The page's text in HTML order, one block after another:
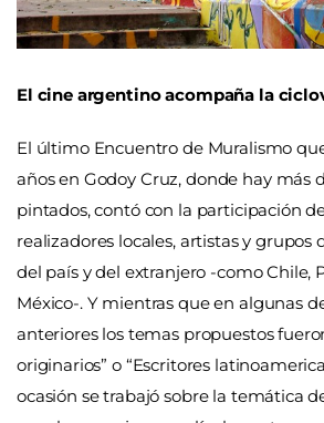
El cine argentino acompaña la
El último Encuentro de Muralismo
años en Godoy Cruz, donde hay más
pintados, contó con la participación
realizadores locales, artistas y grupos
del país y del extranjero -como Chile,
México-. Y mientras que en algunas
anteriores los temas propuestos
originarios” o “Escritores
ocasión se trabajó sobre la temática